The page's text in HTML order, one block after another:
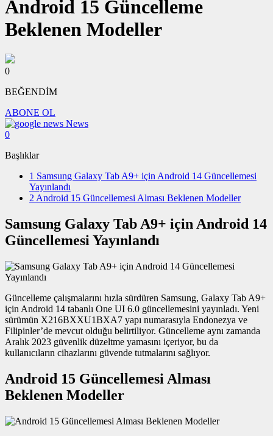
Android 15 Güncelleme
Beklenen Modeller
0
BEĞENDİM
ABONE OL
News
0
Başlıklar
1 Samsung Galaxy Tab A9+ için Android 14 Güncellemesi
Yayınlandı
2Android 15 Güncellemesi Alması Beklenen Modeller
Samsung Galaxy Tab A9+ için Android 14
Güncellemesi Yayınlandı
Güncelleme çalışmalarını hızla sürdüren Samsung, Galaxy Tab A9+
için Android 14 tabanlı One UI 6.0 güncellemesini yayınladı. Yeni
sürümün X216BXXU1BXA7 yapı numarasıyla Endonezya ve
Filipinler’de mevcut olduğu belirtiliyor. Güncelleme aynı zamanda
Aralık 2023 güvenlik düzeltme yamasını içeriyor, bu da
kullanıcıların cihazlarını güvende tutmalarını sağlıyor.
Android 15 Güncellemesi Alması
Beklenen Modeller